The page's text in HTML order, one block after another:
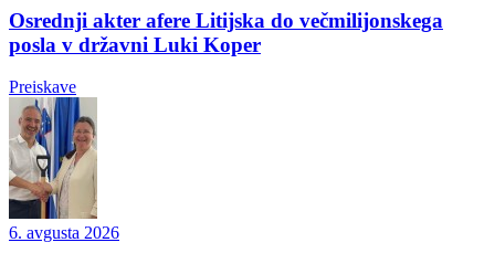
Osrednji akter afere Litijska do večmilijonskega
posla v državni Luki Koper
Preiskave
6. avgusta 2026